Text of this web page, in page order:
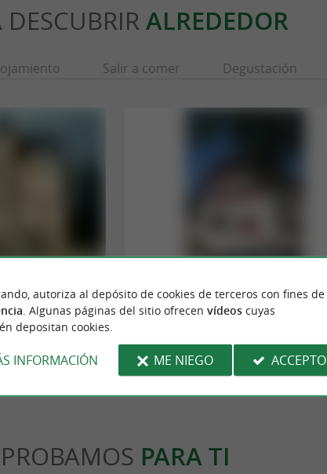
DESCUBRIR ALREDEDOR
Salir a comer Degustación
del Nive, en el corazón del
del ...
Situado en la provincia vasca de Labourd, el pueblo de
Laressorre invita a todos sus visitantes a descubrir su ...
PROBAMOS PARA TI
autoriza al depósito de cookies de terceros con fines de
. Algunas páginas del sitio ofrecen vídeoscuyas
depositan cookies.
INFORMACIÓN ME NIEGO ACCEPTO